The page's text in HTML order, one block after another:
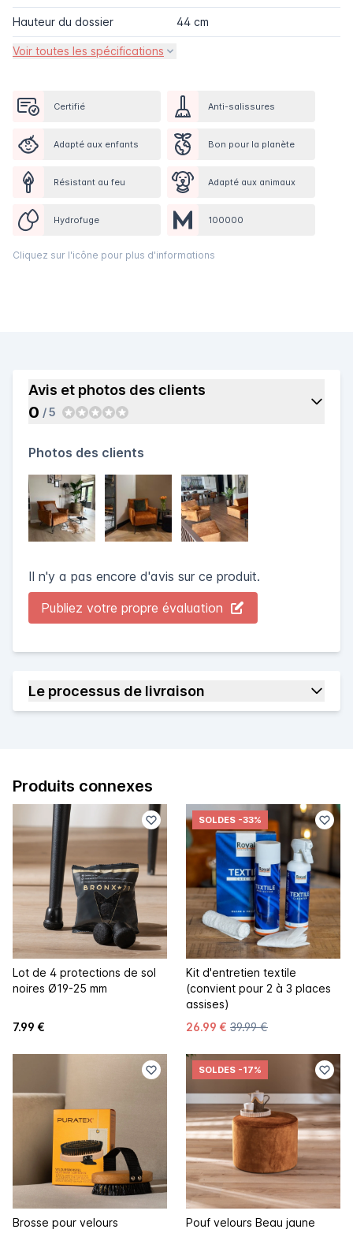
Hauteur du dossier 44 cm
Voir toutes les spécifications
Certifié Anti-salissures
Adapté aux enfants Bon pour la planète
Résistant au feu Adapté aux animaux
Hydrofuge 100000
Cliquez sur l'icône pour plus d'informations
Avis et photos des clients
0 / 5
Photos des clients
Il n'y a pas encore d'avis sur ce produit.
Publiez votre propre évaluation
Le processus de livraison
Produits connexes
Lot de 4 protections de sol
noires Ø19-25 mm
7.99 €
SOLDES -33%
Kit d'entretien textile
(convient pour 2 à 3 places
assises)
26.99 € 39.99 €
Brosse pour velours
SOLDES -17%
Pouf velours Beau jaune